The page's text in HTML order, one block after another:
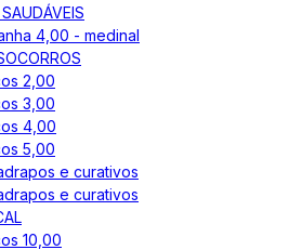
4,00 - medinal
2,00
3,00
4,00
5,00
e curativos
e curativos
10,00